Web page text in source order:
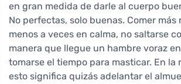
en gran medida de darle al cuerpo
No perfectas, solo buenas. Comer más
menos a veces en calma, no saltarse
manera que llegue un hambre voraz
tomarse el tiempo para masticar. En la
esto significa quizás adelantar el